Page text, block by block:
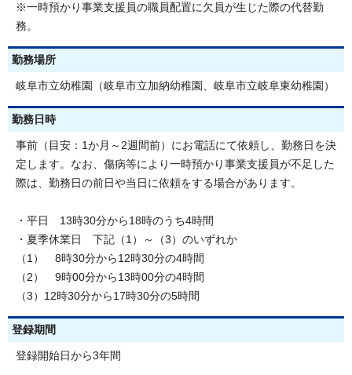
※一時預かり事業支援員の職員配置に欠員が生じた際の代替勤
務。
勤務場所
岐阜市立幼稚園（岐阜市立加納幼稚園、岐阜市立岐阜東幼稚園）
勤務日時
事前（目安：1か月～2週間前）にお電話にて依頼し、勤務日を決
定します。なお、傷病等により一時預かり事業支援員が不足した
際は、勤務日の前日や当日に依頼をする場合があります。
・平日 13時30分から18時のうち4時間
・夏季休業日 下記（1）～（3）のいずれか
（1） 8時30分から12時30分の4時間
（2） 9時00分から13時00分の4時間
（3）12時30分から17時30分の5時間
登録期間
登録開始日から3年間